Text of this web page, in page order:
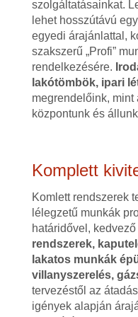
szolgáltatásainkat.
lehet hosszútávú
egyedi árajánlattal,
szakszerű „Profi”
rendelkezésére.
lakótömbök, ipari
megrendelőink,
központunk és
Komplett
Komlett rendszerek
lélegzetű munkák
határidővel,
rendszerek,
lakatos munkák
villanyszerelés,
tervezéstől az
igények alapján